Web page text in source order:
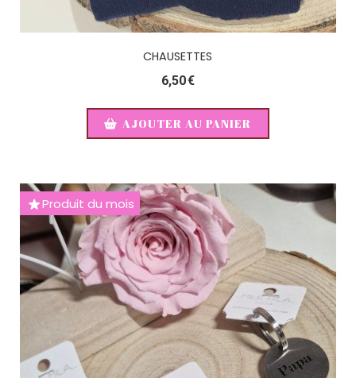
CHAUSETTES
6,50€
AJOUTER AU PANIER
Produit du mois